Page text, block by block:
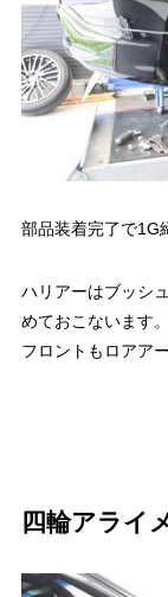
部品装着完了で1G
ハリアーはブッシ
めておこないます。
フロントもロアア
四輪アライ